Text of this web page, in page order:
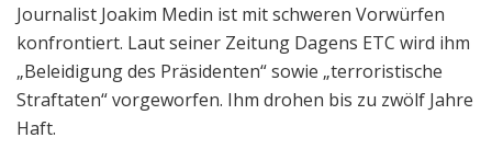
Journalist Joakim Medin ist mit schweren Vorwürfen
konfrontiert. Laut seiner Zeitung Dagens ETC wird ihm
„Beleidigung des Präsidenten“ sowie „terroristische
Straftaten“ vorgeworfen. Ihm drohen bis zu zwölf Jahre
Haft.